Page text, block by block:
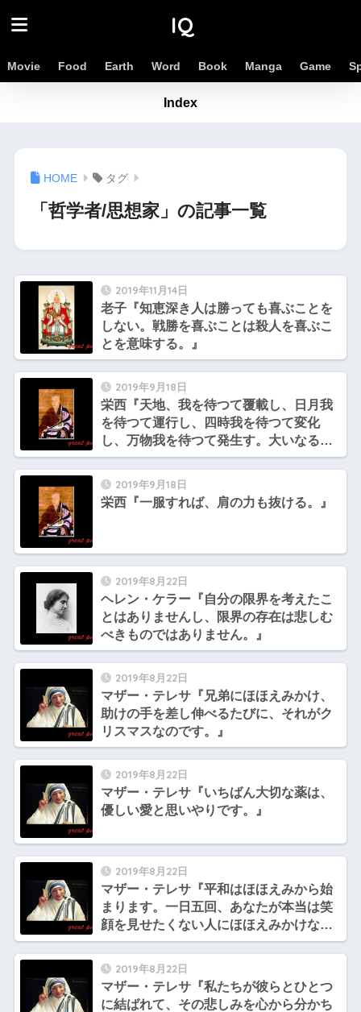
IQ
Movie Food Earth Word Book Manga Game
Index
タグ
「哲学者/思想家」の記事一覧
2019年11月14日
老子『知恵深き人は勝っても喜ぶことを
しない。戦勝を喜ぶことは殺人を喜ぶこ
とを意味する。』
2019年9月18日
栄西『天地、我を待つて覆載し、日月我
を待つて運行し、四時我を待つて変化
し、万物我を待つて発生す。大いなるか
な心や。』
2019年9月18日
栄西『一服すれば、肩の力も抜ける。』
2019年8月22日
ヘレン・ケラー『自分の限界を考えたこ
とはありませんし、限界の存在は悲しむ
べきものではありません。』
2019年8月22日
マザー・テレサ『兄弟にほほえみかけ、
助けの手を差し伸べるたびに、それがク
リスマスなのです。』
2019年8月22日
マザー・テレサ『いちばん大切な薬は、
優しい愛と思いやりです。』
2019年8月22日
マザー・テレサ『平和はほほえみから始
まります。一日五回、あなたが本当は笑
顔を見せたくない人にほほえみかけなさ
い。』
2019年8月22日
マザー・テレサ『私たちが彼らとひとつ
に結ばれて、その悲しみを心から分かち